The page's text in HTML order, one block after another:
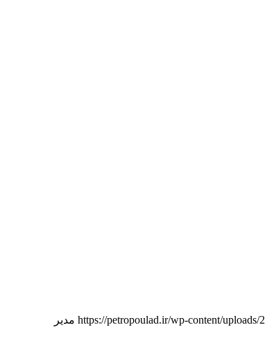
https://petropoulad.ir/wp-content/ مدیر